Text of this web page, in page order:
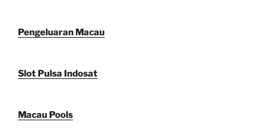
Pengeluaran Macau
Slot Pulsa Indosat
Macau Pools